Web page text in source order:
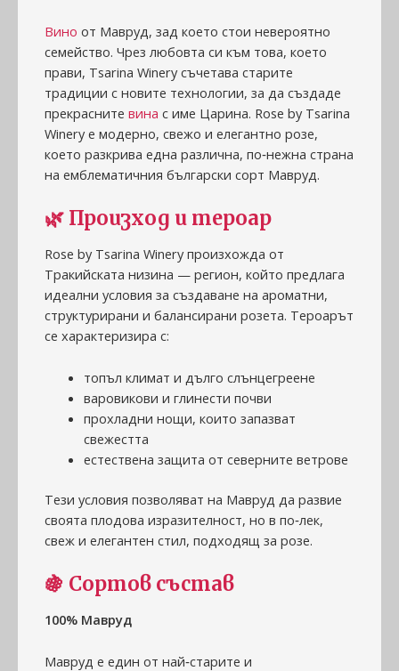
Вино от Мавруд, зад което стои невероятно
семейство. Чрез любовта си към това, което
прави, Tsarina Winery съчетава старите
традиции с новите технологии, за да създаде
прекрасните вина с име Царина. Rose by Tsarina
Winery е модерно, свежо и елегантно розе,
което разкрива една различна, по‑нежна страна
на емблематичния български сорт Мавруд.
🌿 Произход и тероар
Rose by Tsarina Winery произхожда от
Тракийската низина — регион, който предлага
идеални условия за създаване на ароматни,
структурирани и балансирани розета. Тероарът
се характеризира с:
топъл климат и дълго слънцегреене
варовикови и глинести почви
прохладни нощи, които запазват
свежестта
естествена защита от северните ветрове
Тези условия позволяват на Мавруд да развие
своята плодова изразителност, но в по‑лек,
свеж и елегантен стил, подходящ за розе.
🍇 Сортов състав
100% Мавруд
Мавруд е един от най‑старите и